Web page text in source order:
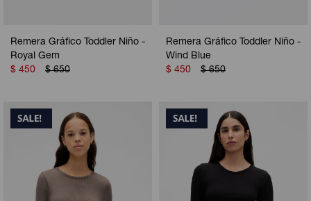
Remera Gráfico Toddler Niño -
Royal Gem
$ 450 $ 650
Remera Gráfico Toddler Niño -
Wind Blue
$ 450 $ 650